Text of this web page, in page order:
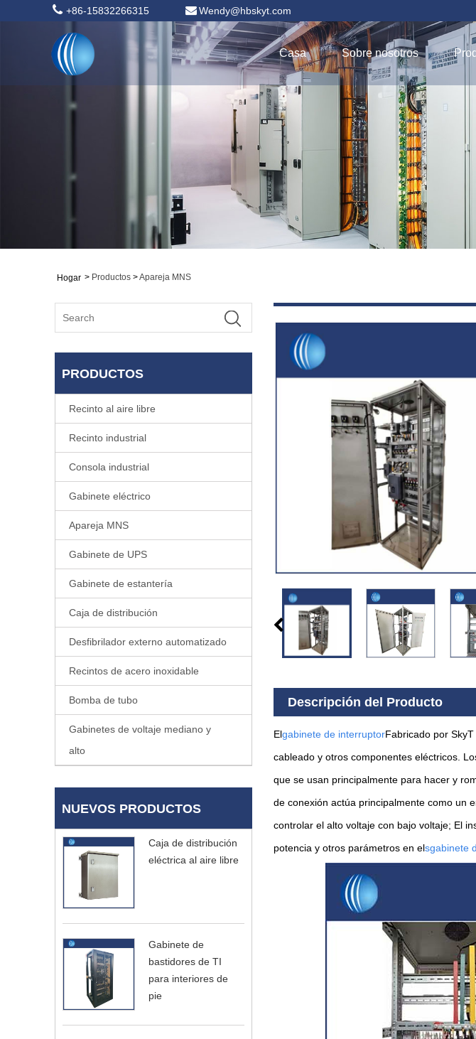
+86-15832266315 Wendy@hbskyt.com
Casa Sobre nosotros
Hogar > Productos >Apareja MNS
PRODUCTOS
Recinto al aire libre
Recinto industrial
Consola industrial
Gabinete eléctrico
Apareja MNS
Gabinete de UPS
Gabinete de estantería
Caja de distribución
Desfibrilador externo automatizado
Recintos de acero inoxidable
Bomba de tubo
Gabinetes de voltaje mediano y
alto
NUEVOS PRODUCTOS
Caja de distribución
eléctrica al aire libre
Gabinete de
bastidores de TI
para interiores de
pie
Descripción del Producto
Elgabinete de interruptorFabricado por
cableado y otros componentes eléctricos.
que se usan principalmente para hacer y
de conexión actúa principalmente como un
controlar el alto voltaje con bajo voltaje; El
potencia y otros parámetros en elsgabinete